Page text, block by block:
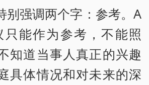
强调两个字：参考。A
能作为参考，不能照
知道当事人真正的兴趣
具体情况和对未来的深